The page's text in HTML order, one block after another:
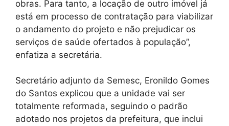
obras. Para tanto, a locação de outro imóvel já
está em processo de contratação para viabilizar
o andamento do projeto e não prejudicar os
serviços de saúde ofertados à população”,
enfatiza a secretária.
Secretário adjunto da Semesc, Eronildo Gomes
do Santos explicou que a unidade vai ser
totalmente reformada, seguindo o padrão
adotado nos projetos da prefeitura, que inclui